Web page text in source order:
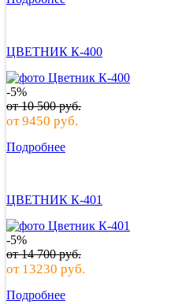
ЦВЕТНИК К-400
-5%
от10 500руб.
от9450 руб.
Подробнее
ЦВЕТНИК К-401
-5%
от14 700руб.
от 13230 руб.
Подробнее